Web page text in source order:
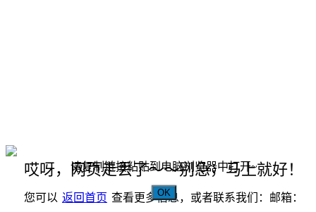
哎呀，网页走丢了～～别急，马上就好！
您可以 返回首页 查看更多信息，或者联系我们：邮箱：
请复制链接粘贴到电脑浏览器中打开~
OK